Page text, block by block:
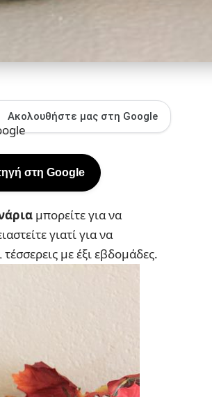
Ακολουθήστε μας στη Google
στη Google
μπορείτε για να
γιατί για να
με έξι εβδομάδες.